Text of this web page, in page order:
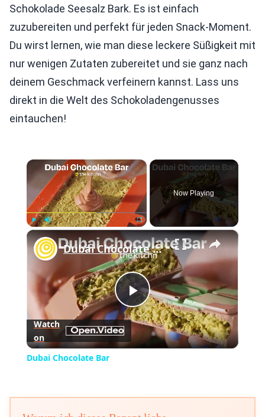
Schokolade Seesalz Bark. Es ist einfach
zuzubereiten und perfekt für jeden Snack-Moment.
Du wirst lernen, wie man diese leckere Süßigkeit mit
nur wenigen Zutaten zubereitet und sie ganz nach
deinem Geschmack verfeinern kannst. Lass uns
direkt in die Welt des Schokoladengenusses
eintauchen!
×
Fullscreen
Now Playing
×
Play
Video
Dubai Chocolate Bar
Watch
on
Dubai Chocolate Bar